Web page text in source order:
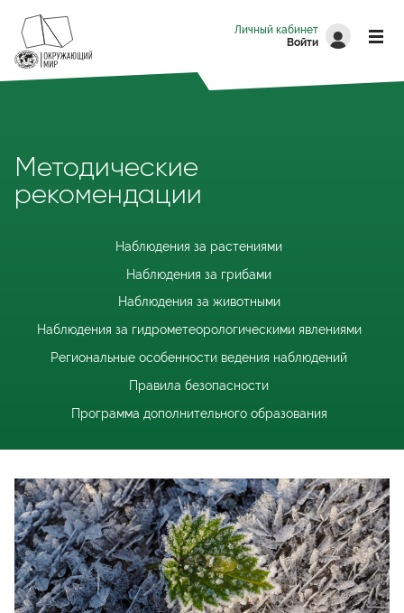
Личный кабинет
Войти
Методические
рекомендации
Наблюдения за растениями
Наблюдения за грибами
Наблюдения за животными
Наблюдения за гидрометеорологическими явлениями
Региональные особенности ведения наблюдений
Правила безопасности
Программа дополнительного образования